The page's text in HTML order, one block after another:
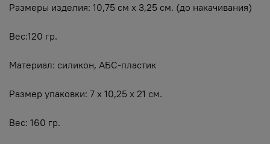
Размеры изделия: 10,75 см х 3,25 см. (до накачивания)
Вес:120 гр.
Материал: силикон, АБС-пластик
Размер упаковки: 7 x 10,25 x 21 см.
Вес: 160 гр.